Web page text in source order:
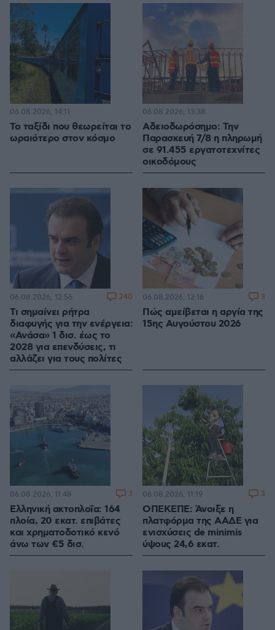
Το ταξίδι που θεωρείται το
ωραιότερο στον κόσμο
06.08.2026, 14:11
Αδειοδωρόσημο: Την
Παρασκευή 7/8 η πληρωμή
σε 91.455 εργατοτεχνίτες
οικοδόμους
06.08.2026, 13:38
Τι σημαίνει ρήτρα
διαφυγής για την ενέργεια:
«Ανάσα» 1 δισ. έως το
2028 για επενδύσεις, τι
αλλάζει για τους πολίτες
06.08.2026, 12:56 240
Πώς αμείβεται η αργία της
15ης Αυγούστου 2026
06.08.2026, 12:16 3
Ελληνική ακτοπλοΐα: 164
πλοία, 20 εκατ. επιβάτες
και χρηματοδοτικό κενό
άνω των €5 δισ.
06.08.2026, 11:48 3
ΟΠΕΚΕΠΕ: Άνοιξε η
πλατφόρμα της ΑΑΔΕ για
ενισχύσεις de minimis
ύψους 24,6 εκατ.
06.08.2026, 11:19 3